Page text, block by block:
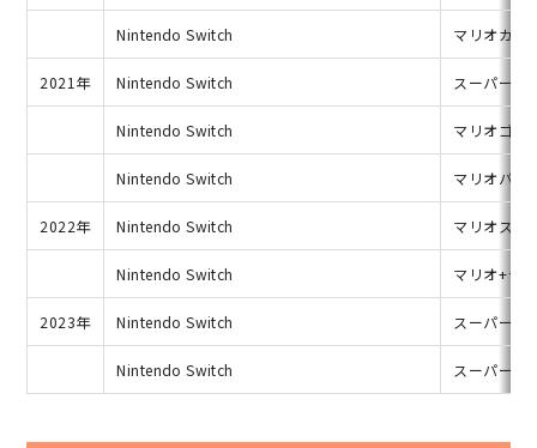
Nintendo Switch マリオカー
2021年 Nintendo Switch スーパーマ
Nintendo Switch マリオゴル
Nintendo Switch マリオパー
2022年 Nintendo Switch マリオスト
Nintendo Switch マリオ+ラ
2023年 Nintendo Switch スーパーマ
Nintendo Switch スーパーマ